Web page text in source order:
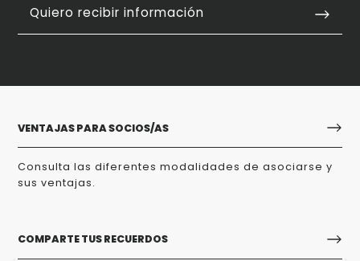
Quiero recibir información
VENTAJAS PARA SOCIOS/AS
Consulta las diferentes modalidades de asociarse y
sus ventajas.
COMPARTE TUS RECUERDOS